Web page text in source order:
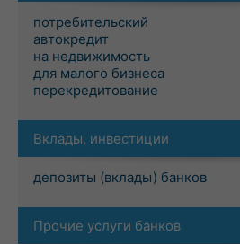
потребительский
автокредит
на недвижимость
для малого бизнеса
перекредитование
Вклады, инвестиции
депозиты (вклады) банков
Прочие услуги банков